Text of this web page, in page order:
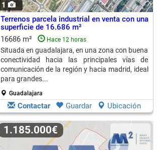
1
Terrenos parcela industrial en venta con una
superficie de 16.686 m²
16686 m²
Hace 12 horas
Situada en guadalajara, en una zona con buena
conectividad hacia las principales vías de
comunicación de la región y hacia madrid, ideal
para grandes...
Guadalajara
Contactar Guardar Ubicación
1.185.000€